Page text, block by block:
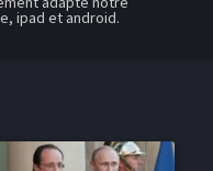
ipad et android.